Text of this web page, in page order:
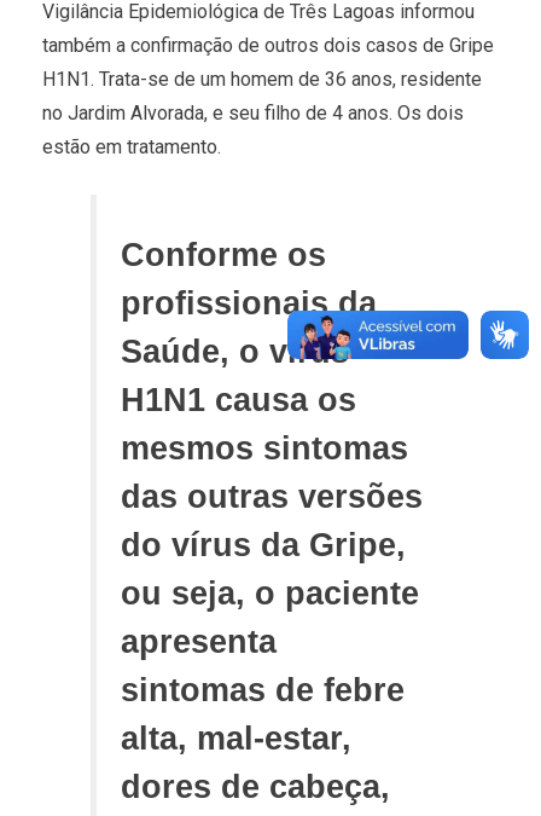
Vigilância Epidemiológica de Três Lagoas informou
também a confirmação de outros dois casos de Gripe
H1N1. Trata-se de um homem de 36 anos, residente
no Jardim Alvorada, e seu filho de 4 anos. Os dois
estão em tratamento.
Conforme os
profissionais da
Saúde, o vírus
H1N1 causa os
mesmos sintomas
das outras versões
do vírus da Gripe,
ou seja, o paciente
apresenta
sintomas de febre
alta, mal-estar,
dores de cabeça,